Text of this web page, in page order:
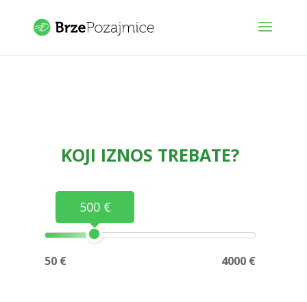
KOJI IZNOS TREBATE?
500 €
50 € 4000 €